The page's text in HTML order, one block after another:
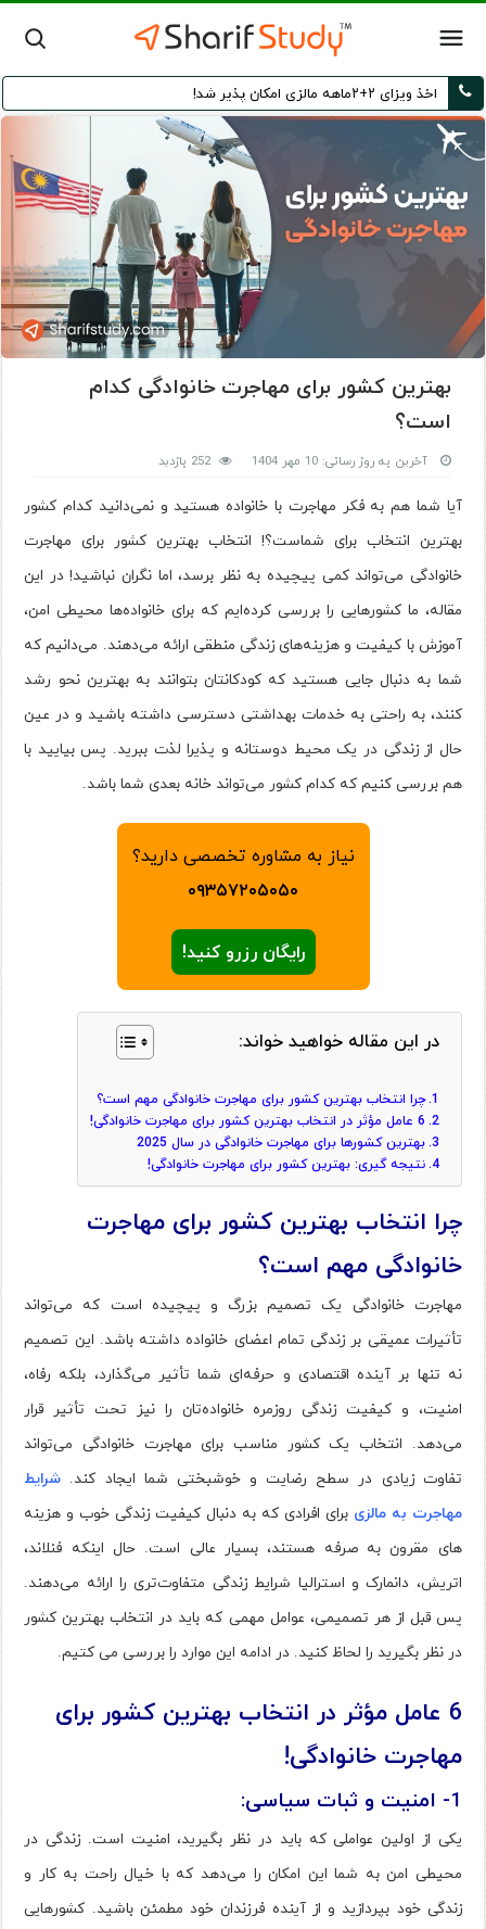
اخذ ویزای ۲+۲ماهه مالزی امکان پذیر شد!
بهترین کشور برای مهاجرت خانوادگی کدام
است؟
آخرین به روز رسانی: 10 مهر 1404 252 بازدید
آیا شما هم به فکر مهاجرت با خانواده هستید و نمی‌دانید کدام کشور
بهترین انتخاب برای شماست؟! انتخاب بهترین کشور برای مهاجرت
خانوادگی می‌تواند کمی پیچیده به نظر برسد، اما نگران نباشید! در این
مقاله، ما کشورهایی را بررسی کرده‌ایم که برای خانواده‌ها محیطی امن،
آموزش با کیفیت و هزینه‌های زندگی منطقی ارائه می‌دهند. می‌دانیم که
شما به دنبال جایی هستید که کودکانتان بتوانند به بهترین نحو رشد
کنند، به راحتی به خدمات بهداشتی دسترسی داشته باشید و در عین
حال از زندگی در یک محیط دوستانه و پذیرا لذت ببرید. پس بیایید با
هم بررسی کنیم که کدام کشور می‌تواند خانه بعدی شما باشد.
نیاز به مشاوره تخصصی دارید؟
۰۹۳۵۷۲۰۵۰۵۰
رایگان رزرو کنید!
در این مقاله خواهید خواند:
چرا انتخاب بهترین کشور برای مهاجرت خانوادگی مهم است؟
6 عامل مؤثر در انتخاب بهترین کشور برای مهاجرت خانوادگی!
بهترین کشورها برای مهاجرت خانوادگی در سال 2025
نتیجه گیری: بهترین کشور برای مهاجرت خانوادگی!
چرا انتخاب بهترین کشور برای مهاجرت
خانوادگی مهم است؟
مهاجرت خانوادگی یک تصمیم بزرگ و پیچیده است که می‌تواند
تأثیرات عمیقی بر زندگی تمام اعضای خانواده داشته باشد. این تصمیم
نه تنها بر آینده اقتصادی و حرفه‌ای شما تأثیر می‌گذارد، بلکه رفاه،
امنیت، و کیفیت زندگی روزمره خانواده‌تان را نیز تحت تأثیر قرار
می‌دهد. انتخاب یک کشور مناسب برای مهاجرت خانوادگی می‌تواند
تفاوت زیادی در سطح رضایت و خوشبختی شما ایجاد کند. شرایط
مهاجرت به مالزی برای افرادی که به دنبال کیفیت زندگی خوب و هزینه
های مقرون به صرفه هستند، بسیار عالی است. حال اینکه فنلاند،
اتریش، دانمارک و استرالیا شرایط زندگی متفاوت‌تری را ارائه می‌دهند.
پس قبل از هر تصمیمی، عوامل مهمی که باید در انتخاب بهترین کشور
در نظر بگیرید را لحاظ کنید. در ادامه این موارد را بررسی می کتیم.
6 عامل مؤثر در انتخاب بهترین کشور برای
مهاجرت خانوادگی!
1- امنیت و ثبات سیاسی:
یکی از اولین عواملی که باید در نظر بگیرید، امنیت است. زندگی در
محیطی امن به شما این امکان را می‌دهد که با خیال راحت به کار و
زندگی خود بپردازید و از آینده فرزندان خود مطمئن باشید. کشورهایی